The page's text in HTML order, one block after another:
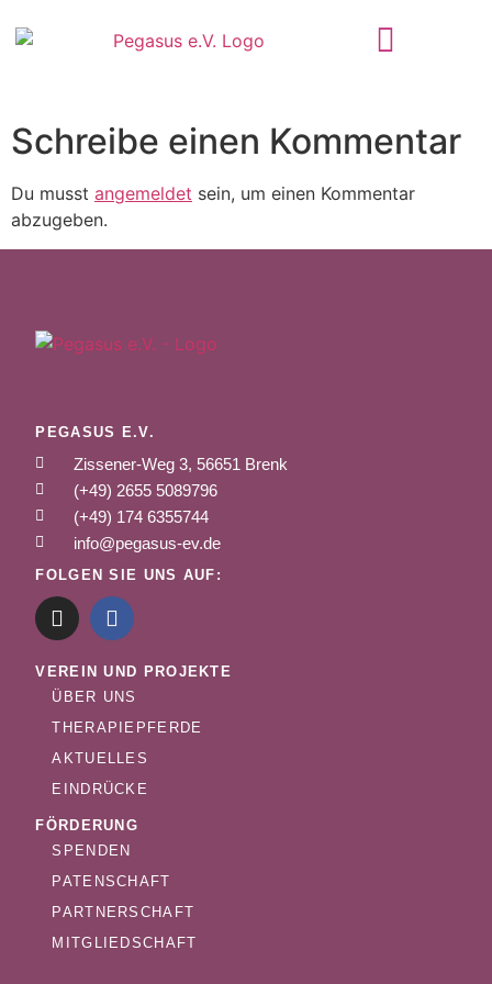
Schreibe einen Kommentar
Du musst angemeldet sein, um einen Kommentar
abzugeben.
PEGASUS E.V.
Zissener-Weg 3, 56651 Brenk
(+49) 2655 5089796
(+49) 174 6355744
info@pegasus-ev.de
FOLGEN SIE UNS AUF:
VEREIN UND PROJEKTE
ÜBER UNS
THERAPIEPFERDE
AKTUELLES
EINDRÜCKE
FÖRDERUNG
SPENDEN
PATENSCHAFT
PARTNERSCHAFT
MITGLIEDSCHAFT